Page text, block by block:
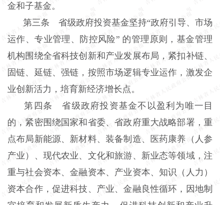
金和子基金。
第三条 省级政府投资基金坚持“政府引导、市场
运作、专业管理、防控风险” 的管理原则，基金管理
机构围绕全省科技创新和产业发展布局，紧扣补链、
固链、延链、强链，按照市场逻辑专业运作，激发企
业创新活力，培育新经济增长点。
第四条 省级政府投资基金不以盈利为唯一目
的，紧密围绕国家和省委、省政府重大战略部署，重
点布局新能源、新材料、装备制造、医药康养（人参
产业）、现代农业、文化和旅游、新业态等领域，注
重与社会资本、金融资本、产业资本、知识（人力）
资本合作，促进科技、产业、金融良性循环，因地制